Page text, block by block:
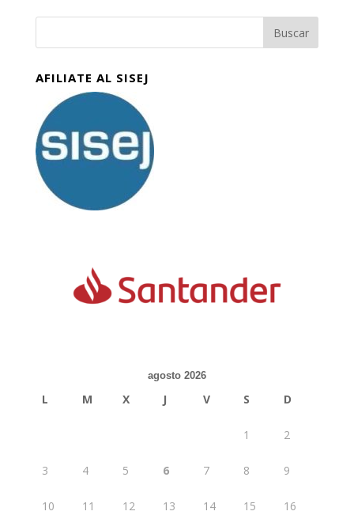
AFILIATE AL SISEJ
agosto 2026
L M X J V S D
1 2
3 4 5 6 7 8 9
10 11 12 13 14 15 16